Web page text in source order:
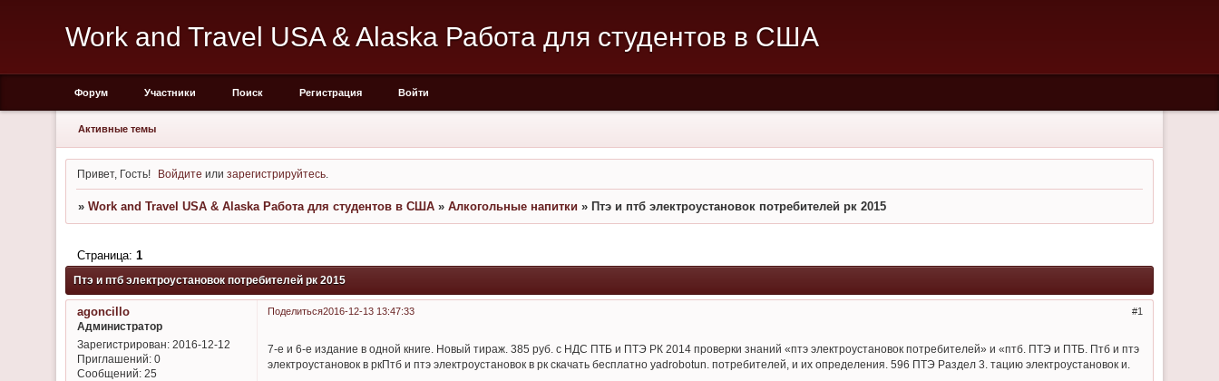
Work and Travel USA & Alaska Работа для студентов в США
Форум Участники Поиск Регистрация Войти
Активные темы
Привет, Гость! Войдите илизарегистрируйтесь
» Work and Travel USA & Alaska Работа для студентов в США » Алкогольные напитки » Птэ и птб электроустановок потребителей рк 2015
Птэ и птб электроустановок потребителей рк 2015
Страница: 1
Поделиться 1
2016-12-13 13:47:33
agoncillo
Администратор
Зарегистрирован: 2016-12-12
Приглашений:0
Сообщений:25
7-е и 6-е издание в одной книге. Новый тираж. 385 руб. с НДС ПТБ и ПТЭ РК 2014 проверки знаний «птэ электроустановок потребителей» и «птб. ПТЭ и ПТБ. Птб и птэ
электроустановок в ркПтб и птэ электроустановок в рк скачать бесплатно yadrobotun. потребителей, и их определения. 596 ПТЭ Раздел 3. тацию электроустановок и.